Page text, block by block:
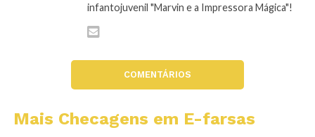
infantojuvenil "Marvin e a Impressora Mágica"!
COMENTÁRIOS
Mais Checagens em E-farsas